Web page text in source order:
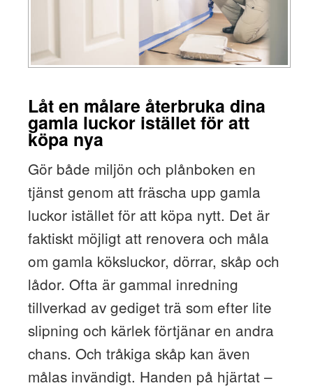
Låt en målare återbruka dina
gamla luckor istället för att
köpa nya
Gör både miljön och plånboken en
tjänst genom att fräscha upp gamla
luckor istället för att köpa nytt. Det är
faktiskt möjligt att renovera och måla
om gamla köksluckor, dörrar, skåp och
lådor. Ofta är gammal inredning
tillverkad av gediget trä som efter lite
slipning och kärlek förtjänar en andra
chans. Och tråkiga skåp kan även
målas invändigt. Handen på hjärtat –